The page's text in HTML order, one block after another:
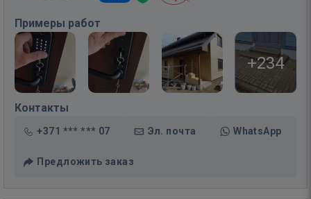
Примеры работ
+234
Контакты
+371 *** *** 07 Эл. почта WhatsApp
Предложить заказ